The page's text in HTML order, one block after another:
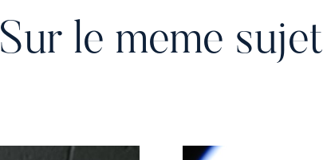
Sur le meme sujet